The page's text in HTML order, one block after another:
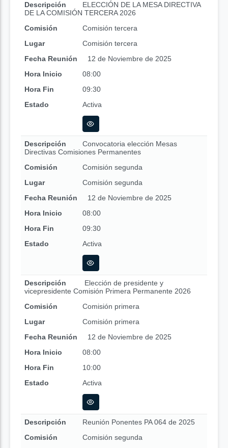
Descripción
ELECCIÓN DE LA MESA DIRECTIVA
DE LA COMISIÓN TERCERA 2026
Comisión
Comisión tercera
Lugar
Comisión tercera
Fecha Reunión
12 de Noviembre de 2025
Hora Inicio
08:00
Hora Fin
09:30
Estado
Activa
Descripción
Convocatoria elección Mesas
Directivas Comisiones Permanentes
Comisión
Comisión segunda
Lugar
Comisión segunda
Fecha Reunión
12 de Noviembre de 2025
Hora Inicio
08:00
Hora Fin
09:30
Estado
Activa
Descripción
Elección de presidente y
vicepresidente Comisión Primera Permanente 2026
Comisión
Comisión primera
Lugar
Comisión primera
Fecha Reunión
12 de Noviembre de 2025
Hora Inicio
08:00
Hora Fin
10:00
Estado
Activa
Descripción
Reunión Ponentes PA 064 de 2025
Comisión
Comisión segunda